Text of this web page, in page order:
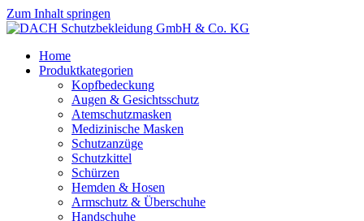
Zum Inhalt springen
Home
Produktkategorien
Kopfbedeckung
Augen & Gesichtsschutz
Atemschutzmasken
Medizinische Masken
Schutzanzüge
Schutzkittel
Schürzen
Hemden & Hosen
Armschutz & Überschuhe
Handschuhe